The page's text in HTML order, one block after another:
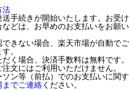
法
手続きが開始いたします。お受け
どは、お早めのお支払いをお願い
きない場合、楽天市場が自動でご
。
く場合、決済手数料は無料です。
文にはご利用いただけません。
ン等（前払）でのお支払いに関す
までご連絡 ください。